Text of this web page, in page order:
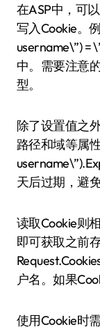
在ASP中，可
写入Cookie。
username\”) =
中。需要注意
型。
除了设置值之
路径和域等属
天后过期，避
读取Cookie则
即可获取之前
户名。如果
使用Cookie时